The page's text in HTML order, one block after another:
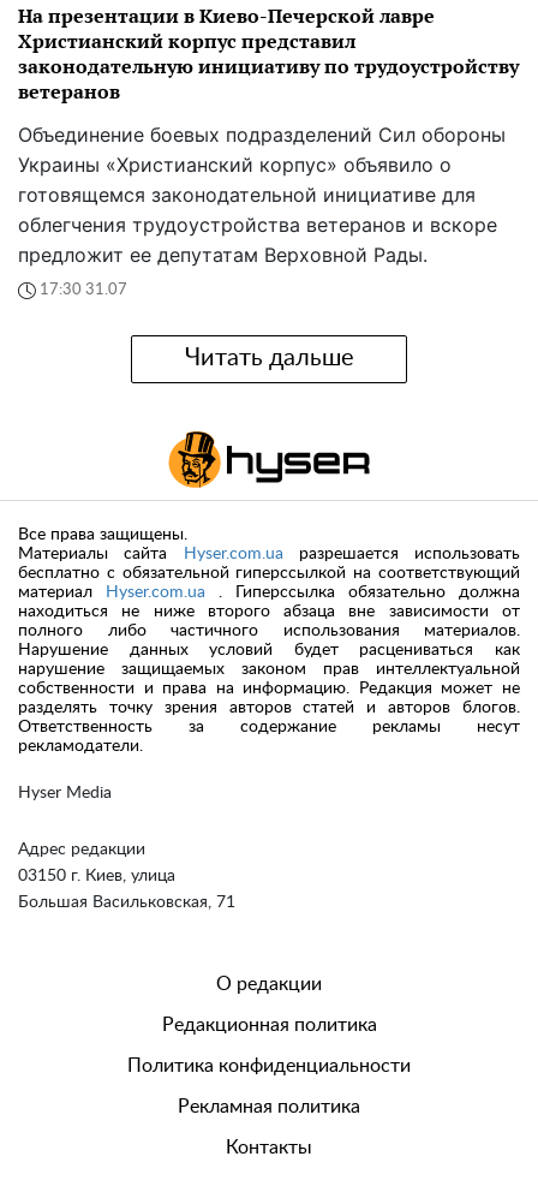
На презентации в Киево-Печерской лавре
Христианский корпус представил
законодательную инициативу по трудоустройству
ветеранов
Объединение боевых подразделений Сил обороны
Украины «Христианский корпус» объявило о
готовящемся законодательной инициативе для
облегчения трудоустройства ветеранов и вскоре
предложит ее депутатам Верховной Рады.
17:30 31.07
Читать дальше
Hyser Media
Адрес редакции
03150 г. Киев, улица
Большая Васильковская, 71
Все права защищены.
Материалы сайта
Hyser.com.ua разрешается использовать
бесплатно с обязательной гиперссылкой на соответствующий
материал
Hyser.com.ua . Гиперссылка обязательно должна
находиться не ниже второго абзаца вне зависимости от
полного либо частичного использования материалов.
Нарушение данных условий будет расцениваться как
нарушение защищаемых законом прав интеллектуальной
собственности и права на информацию. Редакция может не
разделять точку зрения авторов статей и авторов блогов.
Ответственность за содержание рекламы несут
рекламодатели.
О редакции
Редакционная политика
Политика конфиденциальности
Рекламная политика
Контакты